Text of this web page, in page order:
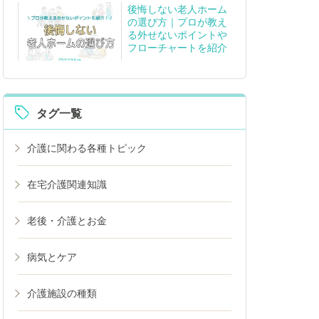
後悔しない老人ホーム
の選び方｜プロが教え
る外せないポイントや
フローチャートを紹介
タグ一覧
介護に関わる各種トピック
在宅介護関連知識
老後・介護とお金
病気とケア
介護施設の種類